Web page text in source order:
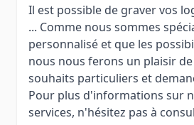
Il est possible de graver vos
... Comme nous sommes
personnalisé et que les
nous nous ferons un plaisir
souhaits particuliers et
Pour plus d'informations sur
services, n'hésitez pas à